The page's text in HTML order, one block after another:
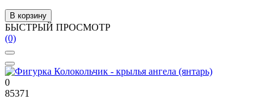
В корзину
БЫСТРЫЙ ПРОСМОТР
(0)
0
85371